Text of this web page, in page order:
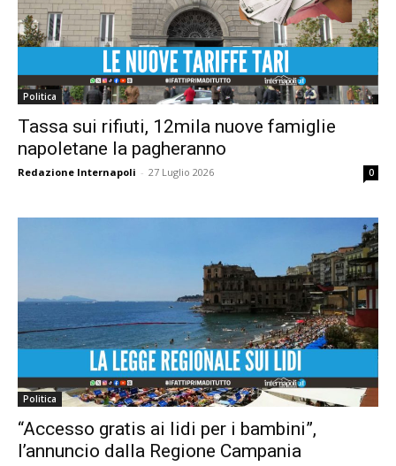
Politica
Tassa sui rifiuti, 12mila nuove famiglie
napoletane la pagheranno
Redazione Internapoli - 27 Luglio 2026 0
Politica
“Accesso gratis ai lidi per i bambini”,
l’annuncio dalla Regione Campania